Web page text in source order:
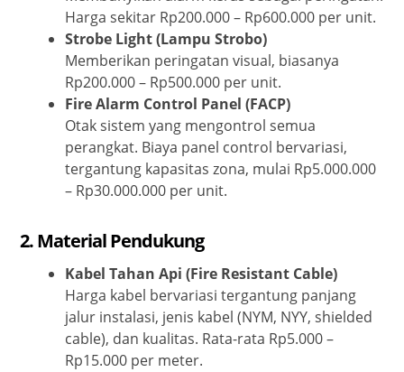
Harga sekitar Rp200.000 – Rp600.000 per unit.
Strobe Light (Lampu Strobo)
Memberikan peringatan visual, biasanya
Rp200.000 – Rp500.000 per unit.
Fire Alarm Control Panel (FACP)
Otak sistem yang mengontrol semua
perangkat. Biaya panel control bervariasi,
tergantung kapasitas zona, mulai Rp5.000.000
– Rp30.000.000 per unit.
2. Material Pendukung
Kabel Tahan Api (Fire Resistant Cable)
Harga kabel bervariasi tergantung panjang
jalur instalasi, jenis kabel (NYM, NYY, shielded
cable), dan kualitas. Rata-rata Rp5.000 –
Rp15.000 per meter.